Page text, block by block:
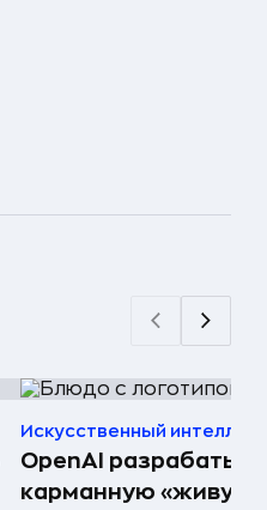
Искусственный
OpenAI
карманную «живую